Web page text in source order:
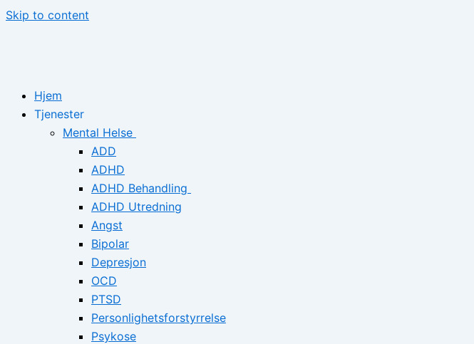
Skip to content
Hjem
Tjenester
Mental Helse
ADD
ADHD
ADHD Behandling
ADHD Utredning
Angst
Bipolar
Depresjon
OCD
PTSD
Personlighetsforstyrrelse
Psykose